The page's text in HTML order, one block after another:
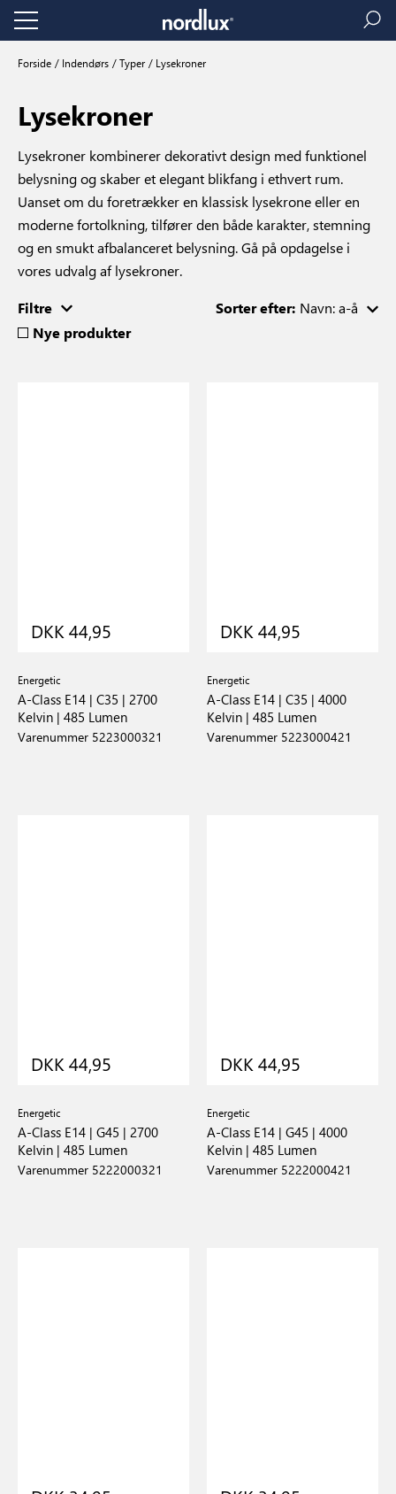
Forside Indendørs Typer Lysekroner
Lysekroner
Lysekroner kombinerer dekorativt design med funktionel
belysning og skaber et elegant blikfang i ethvert rum.
Uanset om du foretrækker en klassisk lysekrone eller en
moderne fortolkning, tilfører den både karakter, stemning
og en smukt afbalanceret belysning. Gå på opdagelse i
vores udvalg af lysekroner.
Sorter efter: Navn: a-å
Filtre
Nye produkter
DKK 44,95
Energetic
A-Class E14 | C35 | 2700
Kelvin | 485 Lumen
Varenummer 5223000321
DKK 44,95
Energetic
A-Class E14 | C35 | 4000
Kelvin | 485 Lumen
Varenummer 5223000421
DKK 44,95
Energetic
A-Class E14 | G45 | 2700
Kelvin | 485 Lumen
Varenummer 5222000321
DKK 44,95
Energetic
A-Class E14 | G45 | 4000
Kelvin | 485 Lumen
Varenummer 5222000421